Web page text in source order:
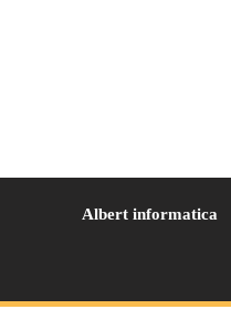
Albert informatica